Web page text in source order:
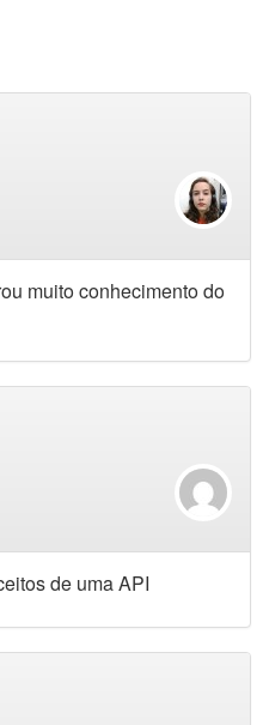
muito conhecimento do
de uma API